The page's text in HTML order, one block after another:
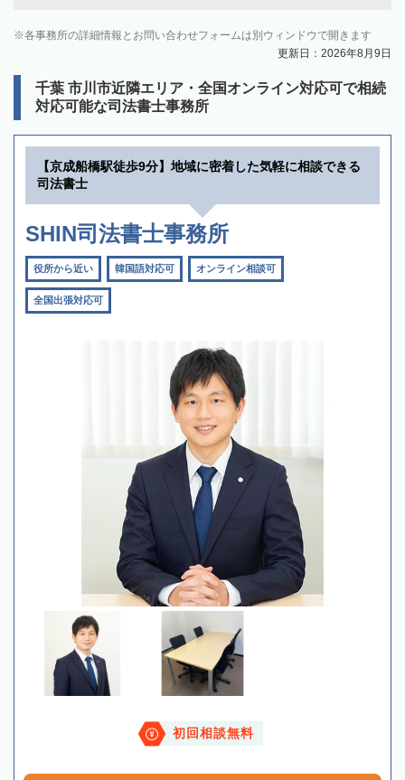
各事務所の詳細情報とお問い合わせフォームは別ウィンドウで開きます
更新日：2026年8月9日
千葉 市川市近隣エリア・全国オンライン対応可で相続
対応可能な司法書士事務所
【京成船橋駅徒歩9分】地域に密着した気軽に相談できる
司法書士
SHIN司法書士事務所
役所から近い 韓国語対応可 オンライン相談可
全国出張対応可
初回相談無料